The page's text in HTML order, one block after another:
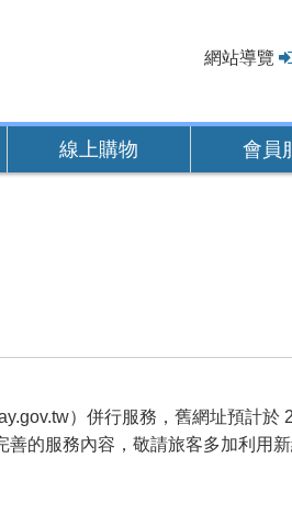
網站導覽
線上購物 會員
）併行服務，舊網址預計於
的服務內容，敬請旅客多加利用